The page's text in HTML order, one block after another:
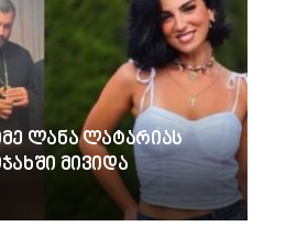
ლანა ლატარიას
მივიდა